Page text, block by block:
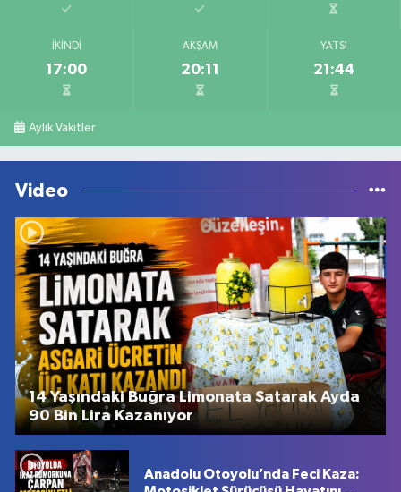
İKINDI
17:00
AKŞAM
20:11
YATSI
21:44
Aylık Vakitler
Video
14 Yaşındaki Buğra Limonata Satarak Ayda
90 Bin Lira Kazanıyor
Anadolu Otoyolu’nda Feci Kaza: